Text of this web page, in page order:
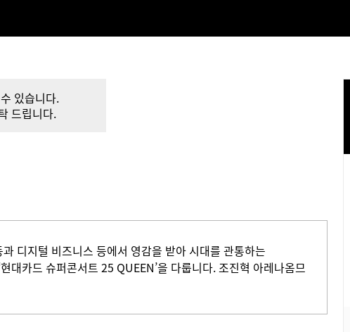
있습니다.
드립니다.
디지털 비즈니스 등에서 영감을 받아 시대를 관통하는
대카드 슈퍼콘서트 25 QUEEN’을 다룹니다. 조진혁 아레나옴므